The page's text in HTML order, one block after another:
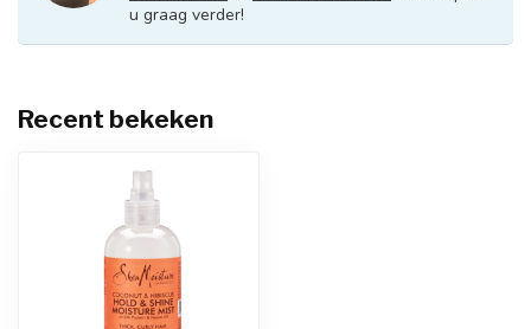
u graag verder!
Recent bekeken